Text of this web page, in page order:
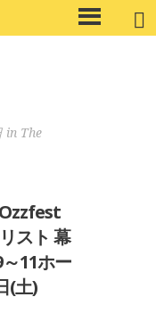
メ
イ
in The
スト 幕
11ホー
(土)